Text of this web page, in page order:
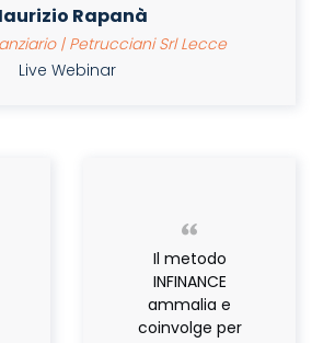
Rapanà
| Petrucciani Srl Lecce
Live Webinar
Il metodo
INFINANCE
ammalia e
coinvolge per